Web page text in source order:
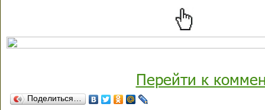
Перейти к
Поделиться…